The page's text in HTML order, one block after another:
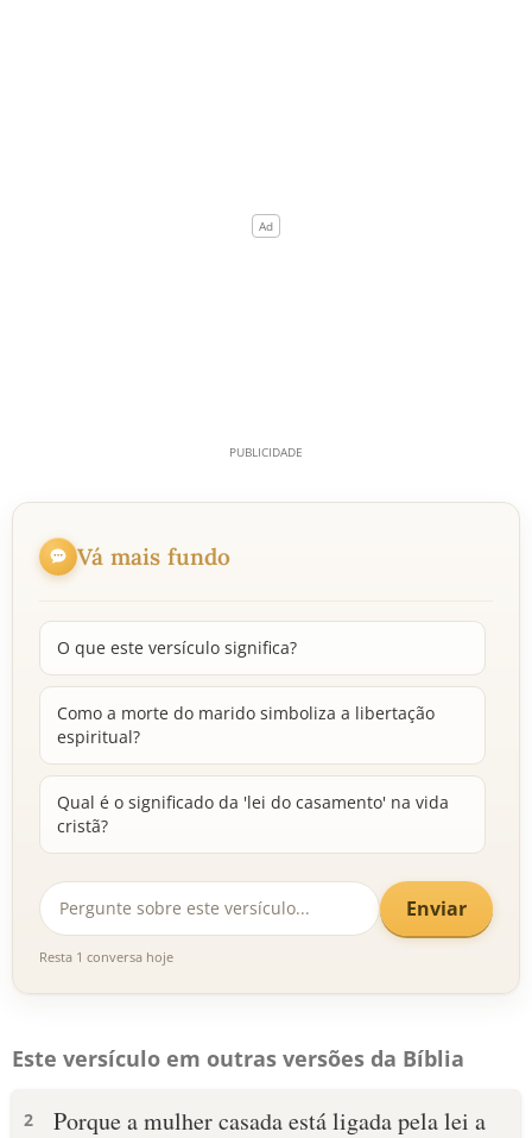
Vá mais fundo
O que este versículo significa?
Como a morte do marido simboliza a libertação
espiritual?
Qual é o significado da 'lei do casamento' na vida
cristã?
Enviar
Resta 1 conversa hoje
Este versículo em outras versões da Bíblia
2
Porque a mulher casada está ligada pela lei a